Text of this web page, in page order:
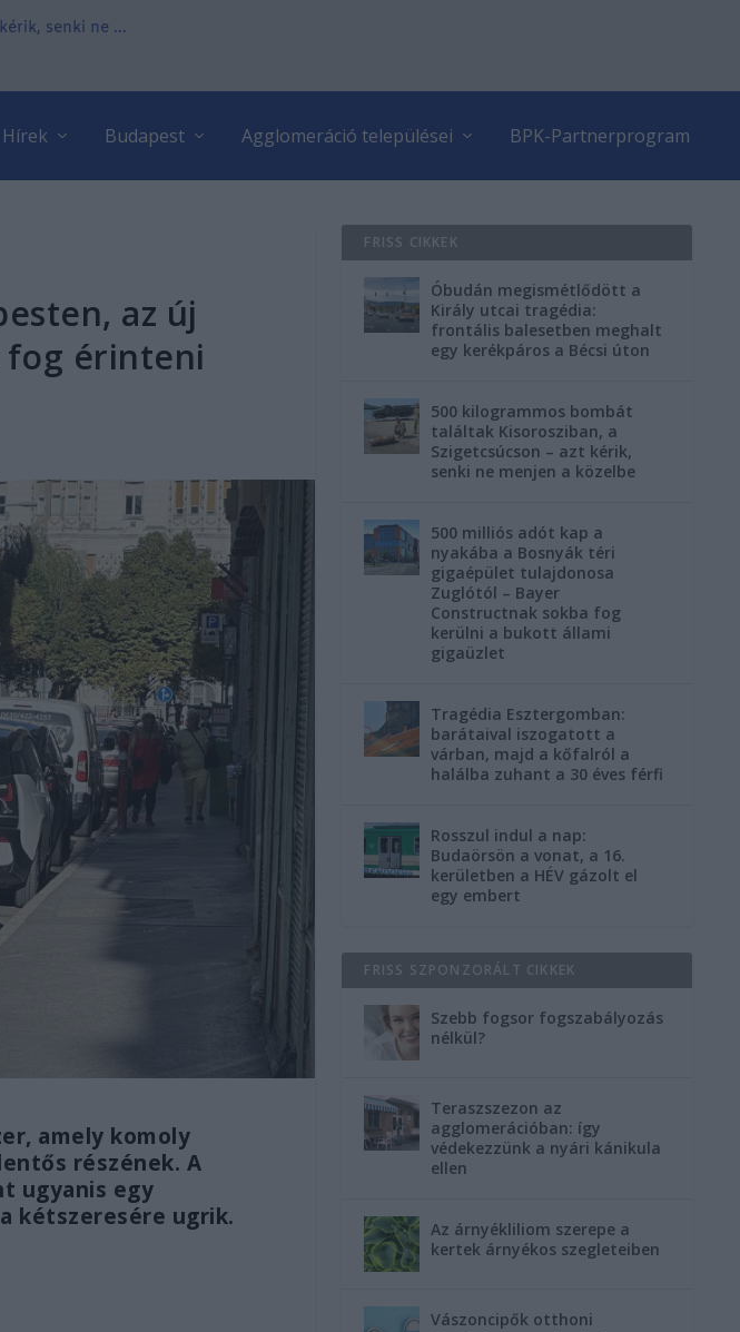
senki ne ...
Hírek Budapest Agglomeráció települései BPK-Partnerprogram
az új
fog érinteni
amely komoly
részének. A
ugyanis egy
kétszeresére ugrik.
FRISS CIKKEK
Óbudán megismétlődött a
Király utcai tragédia:
frontális balesetben meghalt
egy kerékpáros a Bécsi úton
500 kilogrammos bombát
találtak Kisorosziban, a
Szigetcsúcson – azt kérik,
senki ne menjen a közelbe
500 milliós adót kap a
nyakába a Bosnyák téri
gigaépület tulajdonosa
Zuglótól – Bayer
Constructnak sokba fog
kerülni a bukott állami
gigaüzlet
Tragédia Esztergomban:
barátaival iszogatott a
várban, majd a kőfalról a
halálba zuhant a 30 éves férfi
Rosszul indul a nap:
Budaörsön a vonat, a 16.
kerületben a HÉV gázolt el
egy embert
FRISS SZPONZORÁLT CIKKEK
Szebb fogsor fogszabályozás
nélkül?
Teraszszezon az
agglomerációban: így
védekezzünk a nyári kánikula
ellen
Az árnyékliliom szerepe a
kertek árnyékos szegleteiben
Vászoncipők otthoni